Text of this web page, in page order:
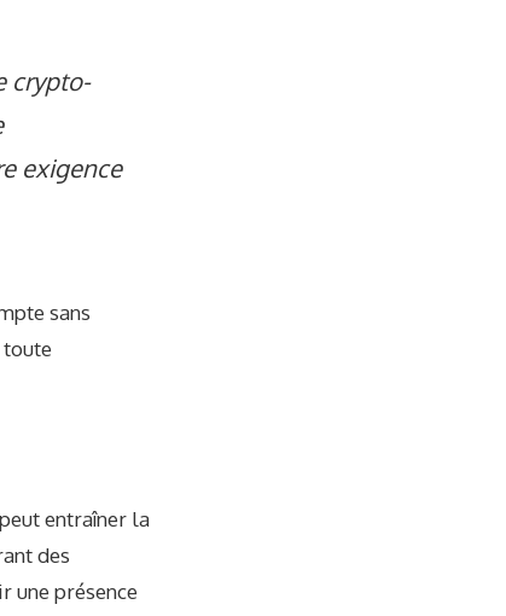
crypto-
exigence
sans
entraîner la
des
une présence